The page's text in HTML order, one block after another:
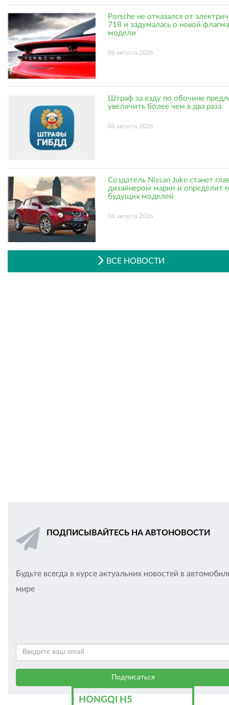
Porsche не отказался от
718 и задумалась о новой
модели
06 августа 2026
Штраф за езду по обочине
увеличить более чем в два раза
06 августа 2026
Создатель Nissan Juke станет
дизайнером марки и определит
будущих моделей
06 августа 2026
ВСЕ НОВОСТИ
ПОДПИСЫВАЙТЕСЬ НА АВТОНОВОСТИ
Будьте всегда в курсе актуальних новостей в
мире
HONGQI H5